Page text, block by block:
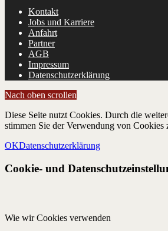
Kontakt
Jobs und Karriere
Anfahrt
Partner
AGB
Impressum
Datenschutzerklärung
Nach oben scrollen
Diese Seite nutzt Cookies. Durch die
stimmen Sie der Verwendung von Cookies
OKDatenschutzerklärung
Cookie- und
Wie wir Cookies verwenden